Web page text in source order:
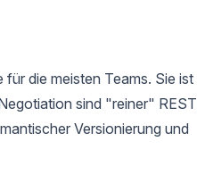
die meisten Teams. Sie ist
sind "reiner" REST,
Versionierung und